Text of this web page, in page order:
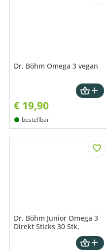
Dr. Böhm Omega 3 vegan
€ 19,90
bestellbar
Dr. Böhm Junior Omega 3
Direkt Sticks 30 Stk.